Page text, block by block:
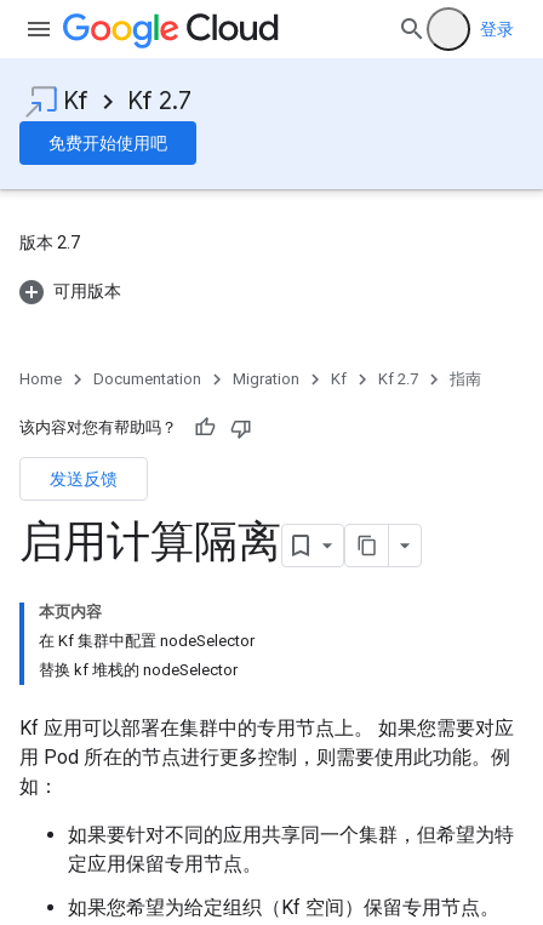
登录
Kf Kf 2.7
免费开始使用吧
版本 2.7
可用版本
Home Documentation Migration Kf Kf 2.7 指南
该内容对您有帮助吗？
发送反馈
启用计算隔离
本页内容
在 Kf 集群中配置 nodeSelector
替换 kf 堆栈的 nodeSelector
Kf 应用可以部署在集群中的专用节点上。 如果您需要对应
用 Pod 所在的节点进行更多控制，则需要使用此功能。例
如：
如果要针对不同的应用共享同一个集群，但希望为特
定应用保留专用节点。
如果您希望为给定组织（Kf 空间）保留专用节点。